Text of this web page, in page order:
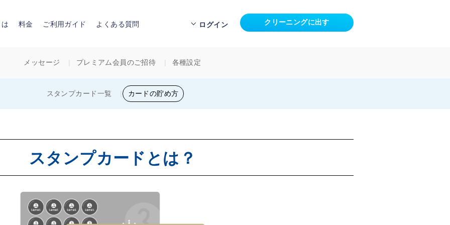
ログイン
料金 ご利用ガイド よくある質問 クリーニングに出す
メッセージ プレミアム会員のご招待 各種設定
スタンプカード一覧 カードの貯め方
スタンプカードとは？